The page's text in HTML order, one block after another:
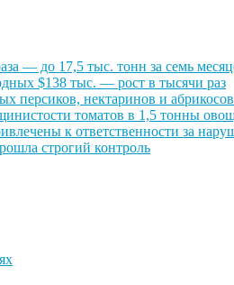
— до 17,5 тыс. тонн за семь
$138 тыс. — рост в тысячи раз
персиков, нектаринов и
томатов в 1,5 тонны
к ответственности за
строгий контроль